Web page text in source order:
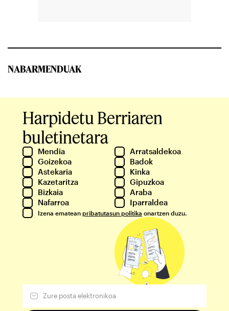
NABARMENDUAK
Harpidetu Berriaren
buletinetara
Mendia
Arratsaldekoa
Goizekoa
Badok
Astekaria
Kinka
Kazetaritza
Gipuzkoa
Bizkaia
Araba
Nafarroa
Iparraldea
Izena ematean pribatutasun politika onartzen duzu.